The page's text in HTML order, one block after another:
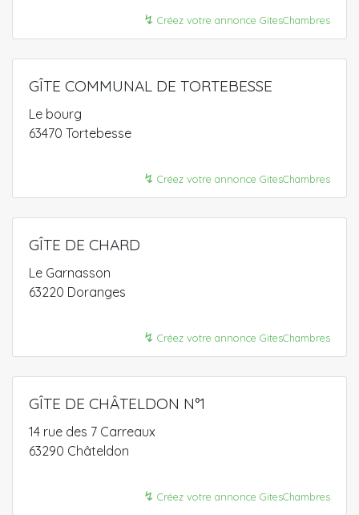
↯ Créez votre annonce GitesChambres
GÎTE COMMUNAL DE TORTEBESSE
Le bourg
63470 Tortebesse
↯ Créez votre annonce GitesChambres
GÎTE DE CHARD
Le Garnasson
63220 Doranges
↯ Créez votre annonce GitesChambres
GÎTE DE CHÂTELDON N°1
14 rue des 7 Carreaux
63290 Châteldon
↯ Créez votre annonce GitesChambres